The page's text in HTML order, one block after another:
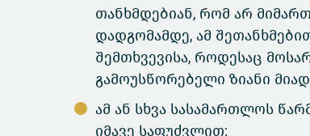
თანხმდებიან, რომ არ
დადგომამდე, ამ
შემთხვევისა, როდესაც
გამოუსწორებელი ზიანი
ამ ან სხვა სასამართლოს
იმავე საფუძვლით;